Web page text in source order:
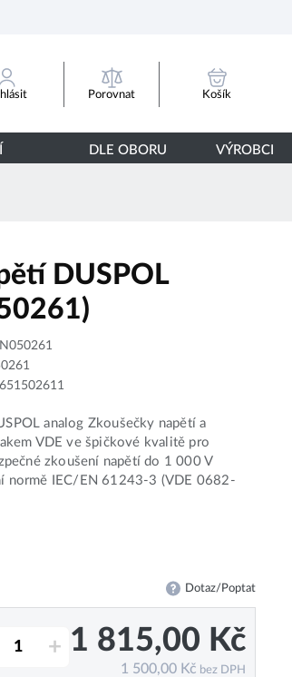
Porovnat Košík
DLE OBORU VÝROBCI
DUSPOL
analog Zkoušečky napětí a
VDE ve špičkové kvalitě pro
zkoušení napětí do 1 000 V
normě IEC/EN 61243-3 (VDE 0682-
Dotaz/Poptat
+ 1 815,00 Kč
1 500,00 Kč bez DPH